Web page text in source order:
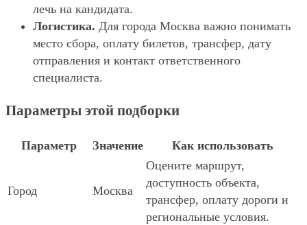
лечь на кандидата.
Логистика. Для города Москва важно понимать
место сбора, оплату билетов, трансфер, дату
отправления и контакт ответственного
специалиста.
Параметры этой подборки
Параметр Значение Как использовать
Город Москва
Оцените маршрут,
доступность объекта,
трансфер, оплату дороги и
региональные условия.